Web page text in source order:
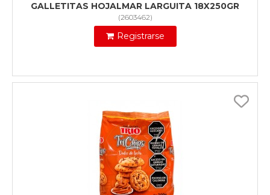
GALLETITAS HOJALMAR LARGUITA 18X250GR
(2603462)
Registrarse